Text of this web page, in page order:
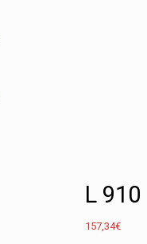
L 910
157,34€